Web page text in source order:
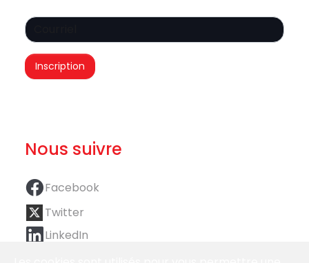
Nous suivre
Facebook
Twitter
LinkedIn